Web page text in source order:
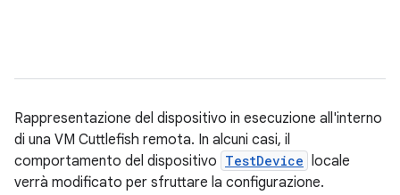
Rappresentazione del dispositivo in esecuzione all'interno
di una VM Cuttlefish remota. In alcuni casi, il
comportamento del dispositivo TestDevice locale
verrà modificato per sfruttare la configurazione.